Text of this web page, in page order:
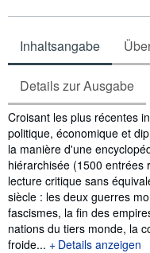
Inhaltsangabe
Details zur Ausgabe
Inhaltsangabe
Croisant les plus récentes
politique, économique et
la manière d'une
hiérarchisée (1500 entrées
lecture critique sans
siècle : les deux guerres
fascismes, la fin des
nations du tiers monde, la
froide...
Details anzeigen